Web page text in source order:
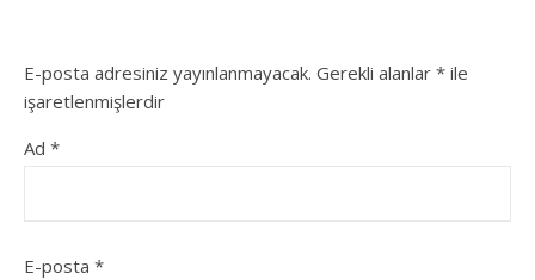
E-posta adresiniz yayınlanmayacak. Gerekli alanlar * ile
işaretlenmişlerdir
Ad *
E-posta *